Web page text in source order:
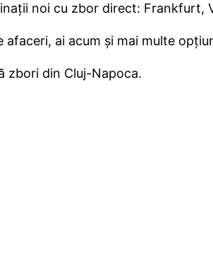
noi cu zbor direct: Frankfurt,
ai acum și mai multe
zbori din Cluj-Napoca.